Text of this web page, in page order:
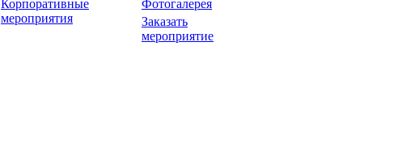
Корпоративные
мероприятия
Фотогалерея
Заказать
мероприятие